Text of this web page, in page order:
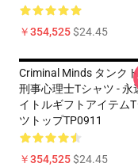
￥354,525$24.45
Criminal Minds タンク
刑事心理士Tシャツ - 永
イトルギフトアイテムT
ツトップTP0911
￥354,525$24.45